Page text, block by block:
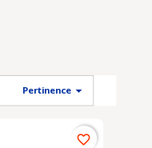
Pertinence 
favorite_border